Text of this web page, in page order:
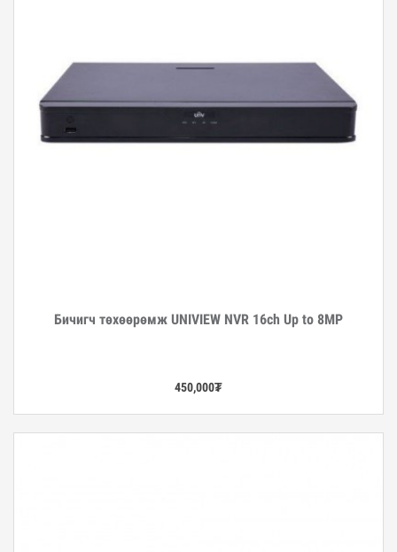
Дэлгэрэнгүй
Бичигч төхөөрөмж UNIVIEW NVR 16ch Up to 8MP
450,000₮